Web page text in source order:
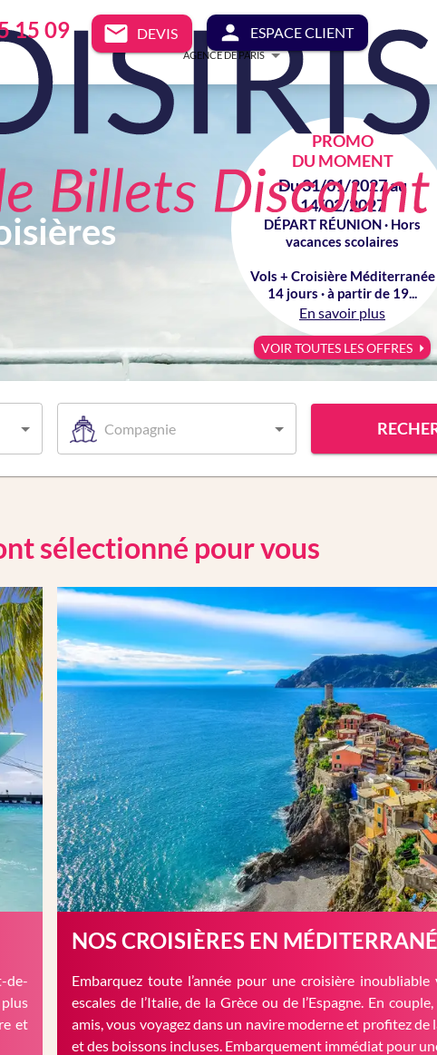
15 09 DEVIS ESPACE CLIENT
AGENCE DE PARIS
PROMO
DU MOMENT
Du 31/01/2027 au
14/02/2027
DÉPART RÉUNION · Hors
vacances scolaires
Vols + Croisière Méditerranée
14 jours · à partir de 19...
En savoir plus
VOIR TOUTES LES OFFRES
Compagnie
sélectionné pour vous
de-
plus
et
NOS CROISIÈRES EN
Embarquez toute l’année pour une croisière
escales de l’Italie, de la Grèce ou de l’Espagne. En
amis, vous voyagez dans un navire moderne et profitez de
et des boissons incluses. Embarquement immédiat pour